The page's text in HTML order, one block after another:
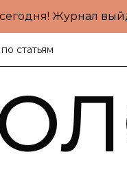
сегодня! Журнал